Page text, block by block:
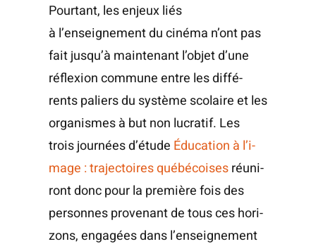
Pour­tant, les enjeux liés
à l’enseignement du ciné­ma n’ont pas
fait jusqu’à main­te­nant l’objet d’une
réflexion com­mune entre les dif­fé­
rents paliers du sys­tème sco­laire et les
orga­nismes à but non lucra­tif. Les
trois jour­nées d’étude Édu­ca­tion à l’i­
mage : tra­jec­toires qué­bé­coisesréuni­
ront donc pour la pre­mière fois des
per­sonnes pro­ve­nant de tous ces hori­
zons, enga­gées dans l’enseignement